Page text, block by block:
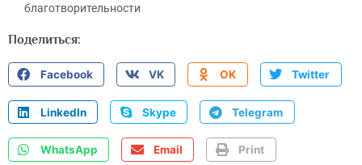
благотворительности
Поделиться:
Facebook VK OK Twitter
LinkedIn Skype Telegram
WhatsApp Email Print